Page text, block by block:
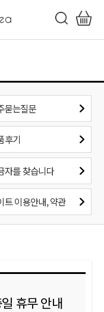
묻는질문
후기
자를 찾습니다
트 이용안내, 약관
휴무 안내